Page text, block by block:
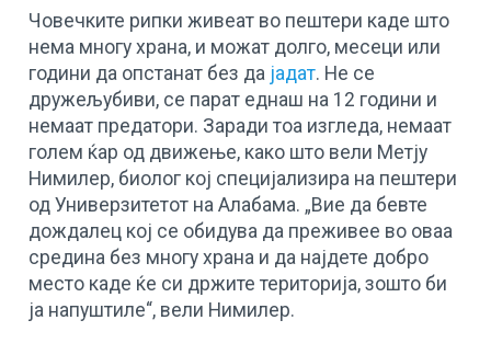
Човечките рипки живеат во пештери каде што
нема многу храна, и можат долго, месеци или
години да опстанат без да јадат. Не се
дружељубиви, се парат еднаш на 12 години и
немаат предатори. Заради тоа изгледа, немаат
голем ќар од движење, како што вели Метју
Нимилер, биолог кој специјализира на пештери
од Универзитетот на Алабама. „Вие да бевте
дождалец кој се обидува да преживее во оваа
средина без многу храна и да најдете добро
место каде ќе си држите територија, зошто би
ја напуштиле“, вели Нимилер.